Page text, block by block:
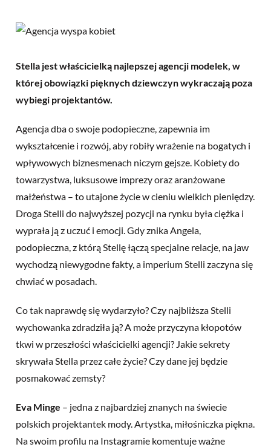
Stella jest właścicielką najlepszej agencji modelek, w
której obowiązki pięknych dziewczyn wykraczają poza
wybiegi projektantów.
Agencja dba o swoje podopieczne, zapewnia im
wykształcenie i rozwój, aby robiły wrażenie na bogatych i
wpływowych biznesmenach niczym gejsze. Kobiety do
towarzystwa, luksusowe imprezy oraz aranżowane
małżeństwa – to utajone życie w cieniu wielkich pieniędzy.
Droga Stelli do najwyższej pozycji na rynku była ciężka i
wyprała ją z uczuć i emocji. Gdy znika Angela,
podopieczna, z którą Stellę łączą specjalne relacje, na jaw
wychodzą niewygodne fakty, a imperium Stelli zaczyna się
chwiać w posadach.
Co tak naprawdę się wydarzyło? Czy najbliższa Stelli
wychowanka zdradziła ją? A może przyczyna kłopotów
tkwi w przeszłości właścicielki agencji? Jakie sekrety
skrywała Stella przez całe życie? Czy dane jej będzie
posmakować zemsty?
Eva Minge – jedna z najbardziej znanych na świecie
polskich projektantek mody. Artystka, miłośniczka piękna.
Na swoim profilu na Instagramie komentuje ważne